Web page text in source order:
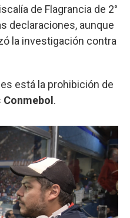
de Flagrancia de 2°
declaraciones, aunque
la investigación contra
está la prohibición de
Conmebol .